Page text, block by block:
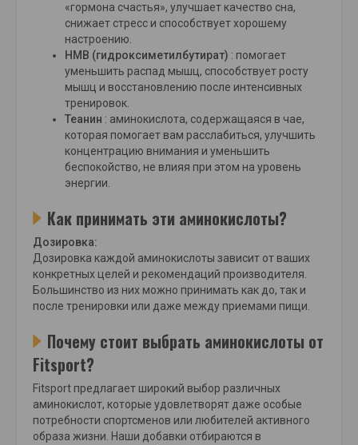
«гормона счастья», улучшает качество сна,
снижает стресс и способствует хорошему
настроению.
HMB (гидроксиметилбутират) : помогает
уменьшить распад мышц, способствует росту
мышц и восстановлению после интенсивных
тренировок.
Теанин : аминокислота, содержащаяся в чае,
которая помогает вам расслабиться, улучшить
концентрацию внимания и уменьшить
беспокойство, не влияя при этом на уровень
энергии.
Как принимать эти аминокислоты?
Дозировка:
Дозировка каждой аминокислоты зависит от ваших
конкретных целей и рекомендаций производителя.
Большинство из них можно принимать как до, так и
после тренировки или даже между приемами пищи.
Почему стоит выбрать аминокислоты от
Fitsport?
Fitsport предлагает широкий выбор различных
аминокислот, которые удовлетворят даже особые
потребности спортсменов или любителей активного
образа жизни. Наши добавки отбираются в